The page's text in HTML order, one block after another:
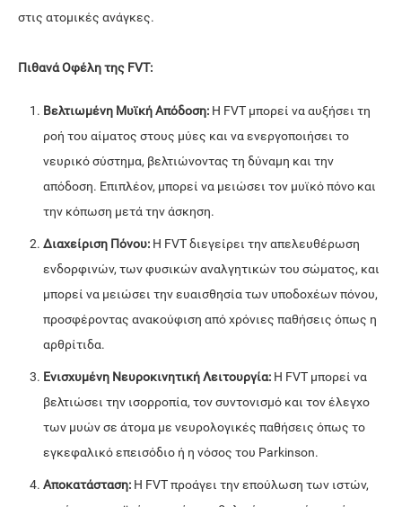
στις ατομικές ανάγκες.
Πιθανά Οφέλη της FVT:
Βελτιωμένη Μυϊκή Απόδοση: Η FVT μπορεί να αυξήσει τη
ροή του αίματος στους μύες και να ενεργοποιήσει το
νευρικό σύστημα, βελτιώνοντας τη δύναμη και την
απόδοση. Επιπλέον, μπορεί να μειώσει τον μυϊκό πόνο και
την κόπωση μετά την άσκηση.
Διαχείριση Πόνου: Η FVT διεγείρει την απελευθέρωση
ενδορφινών, των φυσικών αναλγητικών του σώματος, και
μπορεί να μειώσει την ευαισθησία των υποδοχέων πόνου,
προσφέροντας ανακούφιση από χρόνιες παθήσεις όπως η
αρθρίτιδα.
Ενισχυμένη Νευροκινητική Λειτουργία: Η FVT μπορεί να
βελτιώσει την ισορροπία, τον συντονισμό και τον έλεγχο
των μυών σε άτομα με νευρολογικές παθήσεις όπως το
εγκεφαλικό επεισόδιο ή η νόσος του Parkinson.
Αποκατάσταση: Η FVT προάγει την επούλωση των ιστών,